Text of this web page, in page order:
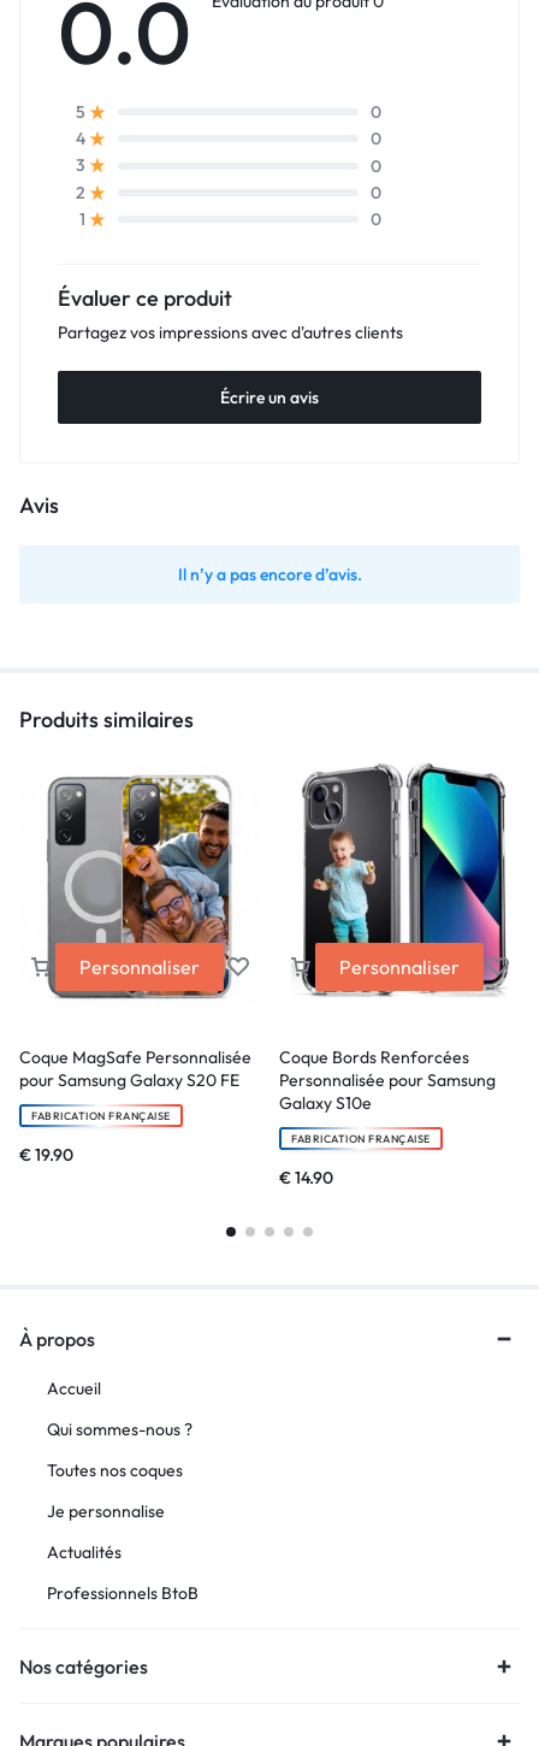
0.0
5
0
4
0
3
0
2
0
1
0
Évaluer ce produit
Partagez vos impressions avec d'autres clients
Écrire un avis
Avis
Il n’y a pas encore d’avis.
Produits similaires
Personnaliser
Coque MagSafe Personnalisée
pour Samsung Galaxy S20 FE
FABRICATION FRANÇAISE
€19.90
Personnaliser
Coque Bords Renforcées
Personnalisée pour Samsung
Galaxy S10e
FABRICATION FRANÇAISE
€14.90
À propos
Accueil
Qui sommes-nous ?
Toutes nos coques
Je personnalise
Actualités
Professionnels BtoB
Nos catégories